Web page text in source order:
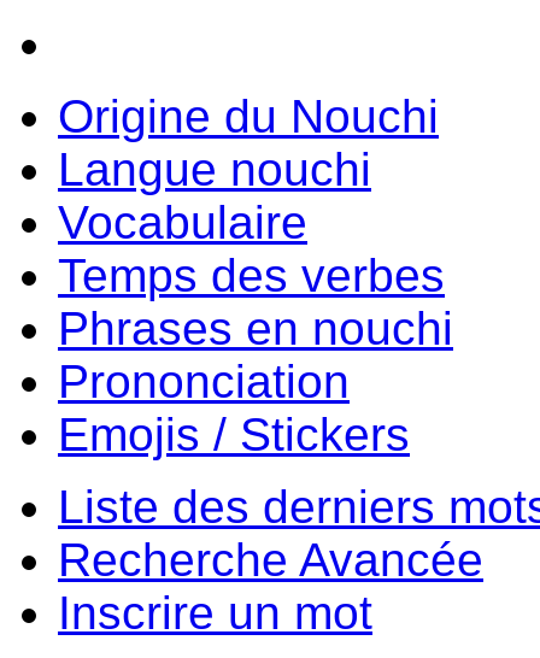
Origine du Nouchi
Langue nouchi
Vocabulaire
Temps des verbes
Phrases en nouchi
Prononciation
Emojis / Stickers
Liste des derniers
Recherche Avancée
Inscrire un mot